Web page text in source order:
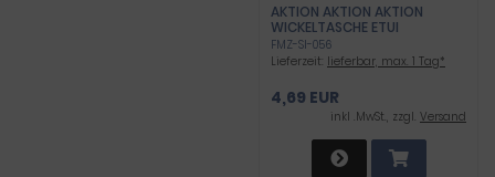
AKTION AKTION AKTION
WICKELTASCHE ETUI
FMZ-SI-056
Lieferzeit: lieferbar, max. 1 Tag*
4,69 EUR
inkl .MwSt., zzgl. Versand